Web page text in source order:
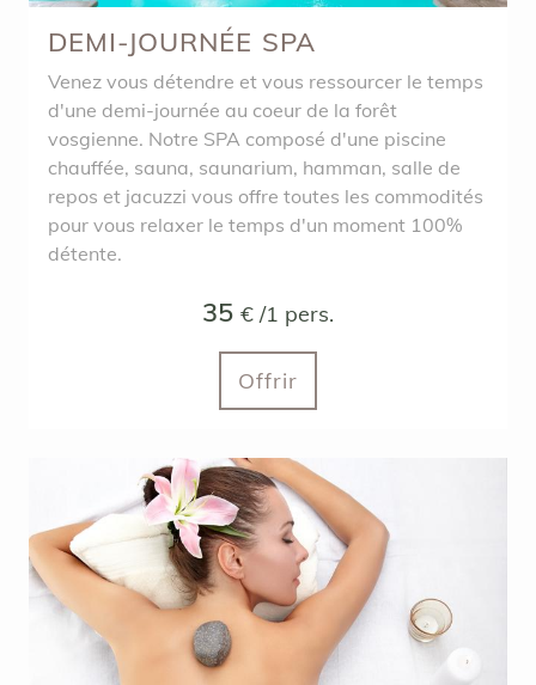
DEMI-JOURNÉE SPA
Venez vous détendre et vous ressourcer le temps
d'une demi-journée au coeur de la forêt
vosgienne. Notre SPA composé d'une piscine
chauffée, sauna, saunarium, hamman, salle de
repos et jacuzzi vous offre toutes les commodités
pour vous relaxer le temps d'un moment 100%
détente.
35 € /1 pers.
Offrir